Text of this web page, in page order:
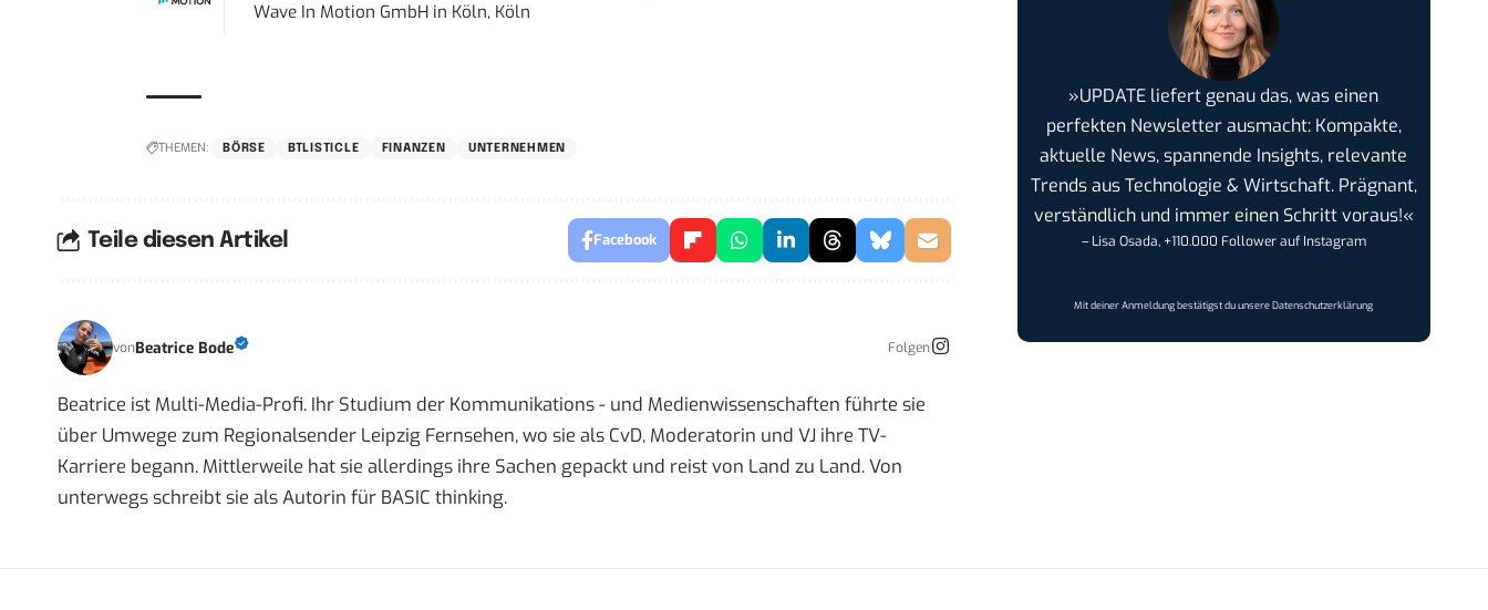
Wave In Motion GmbHin Köln, Köln
THEMEN: BÖRSE BTLISTICLE FINANZEN UNTERNEHMEN
Teile diesen Artikel Facebook
vonBeatrice Bode Folgen
Beatrice ist Multi-Media-Profi. Ihr Studium der Kommunikations - und Medienwissenschaften führte sie
über Umwege zum Regionalsender Leipzig Fernsehen, wo sie als CvD, Moderatorin und VJ ihre TV-
Karriere begann. Mittlerweile hat sie allerdings ihre Sachen gepackt und reist von Land zu Land. Von
unterwegs schreibt sie als Autorin für BASIC thinking.
»UPDATE liefert genau das, was einen
perfekten Newsletter ausmacht: Kompakte,
aktuelle News, spannende Insights, relevante
Trends aus Technologie & Wirtschaft. Prägnant,
verständlich und immer einen Schritt voraus!«
– Lisa Osada, +110.000 Follower auf Instagram
Mit deiner Anmeldung bestätigst du unsereDatenschutzerklärung